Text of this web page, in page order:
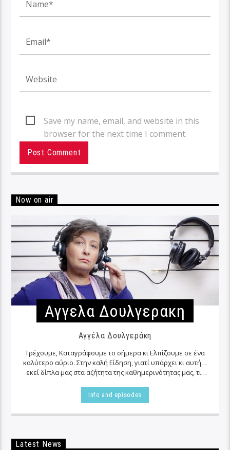
Save my name, email, and website in this
browser for the next time I comment.
Now on air
Αγγελα Δουλγερακη
Αγγέλα Δουλγεράκη
Τρέχουμε, Καταγράφουμε το σήμερα κι Ελπίζουμε σε ένα
καλύτερο αύριο. Στην καλή Είδηση, γιατί υπάρχει κι αυτή…
εκεί δίπλα μας στα αζήτητα της καθημερινότητας μας, τις
Info and episodes
Latest News